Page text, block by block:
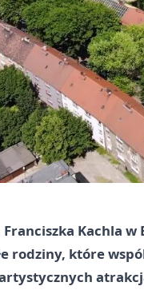
Franciszka Kachla
rodziny, które